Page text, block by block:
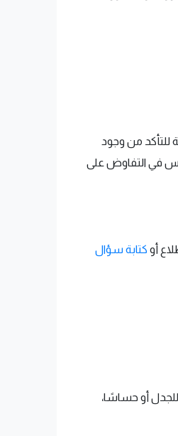
للتأكد من وجود
في التفاوض على
أو كتابة سؤال
أو حساسًا،